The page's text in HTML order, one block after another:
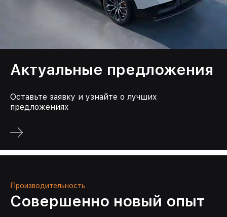
Актуальные предложения
Оставьте заявку и узнайте о лучших
предложениях
Производительность
Совершенно новый опыт